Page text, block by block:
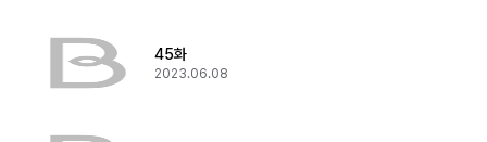
45화
2023.06.08